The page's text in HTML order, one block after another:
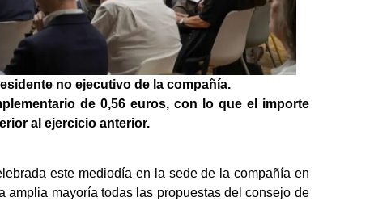
no ejecutivo de la compañía.
de 0,56 euros, con lo que el importe
al ejercicio anterior.
este mediodía en la sede de la compañía en
amplia mayoría todas las propuestas del consejo de